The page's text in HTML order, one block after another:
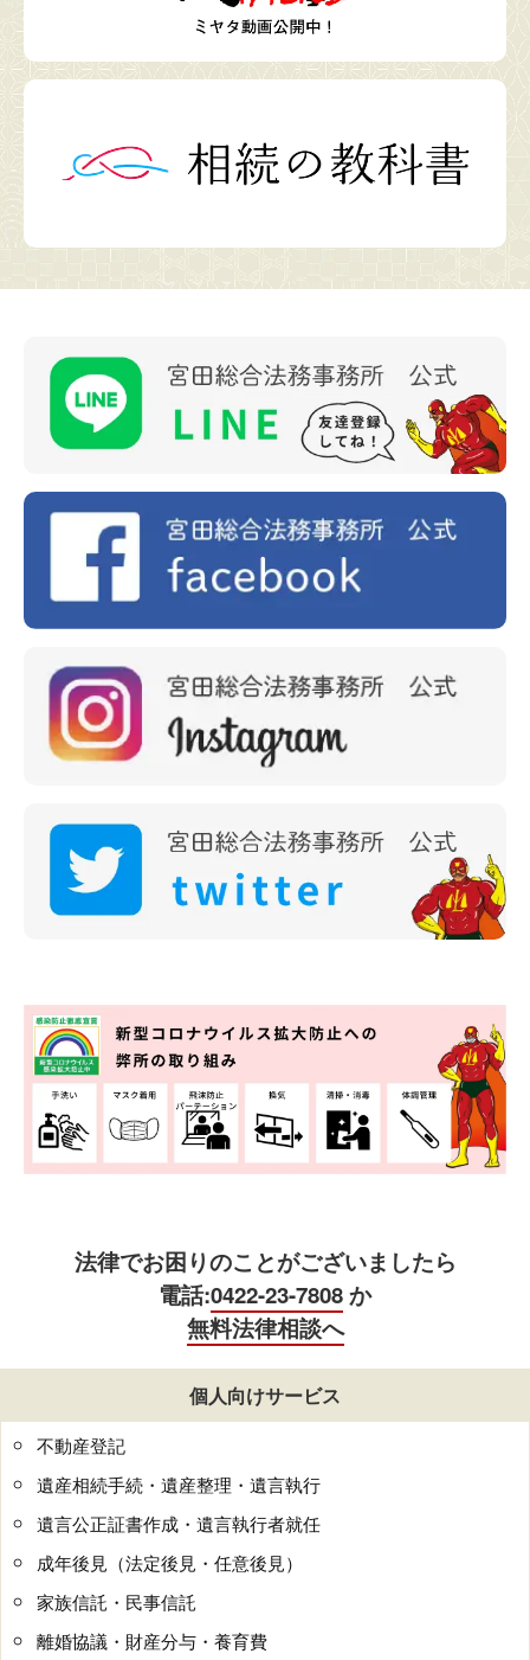
法律でお困りのことがございましたら
電話:0422-23-7808か
無料法律相談へ
個人向けサービス
不動産登記
遺産相続手続・遺産整理・遺言執行
遺言公正証書作成・遺言執行者就任
成年後見（法定後見・任意後見）
家族信託・民事信託
離婚協議・財産分与・養育費